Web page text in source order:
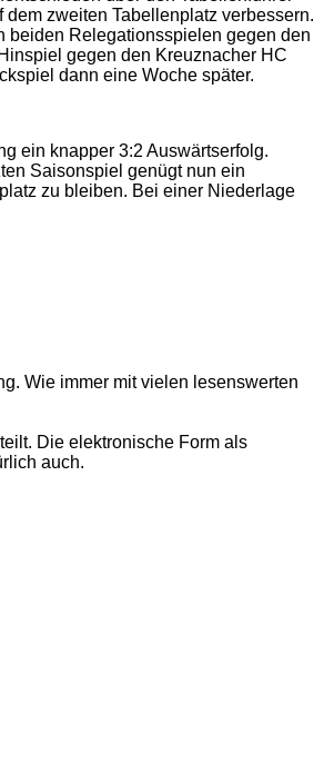
zweiten Tabellenplatz verbessern.
beiden Relegationsspielen gegen den
gegen den Kreuznacher HC
dann eine Woche später.
ein knapper 3:2 Auswärtserfolg.
Saisonspiel genügt nun ein
zu bleiben. Bei einer Niederlage
Wie immer mit vielen lesenswerten
Die elektronische Form als
auch.